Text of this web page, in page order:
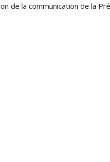
de la communication de la